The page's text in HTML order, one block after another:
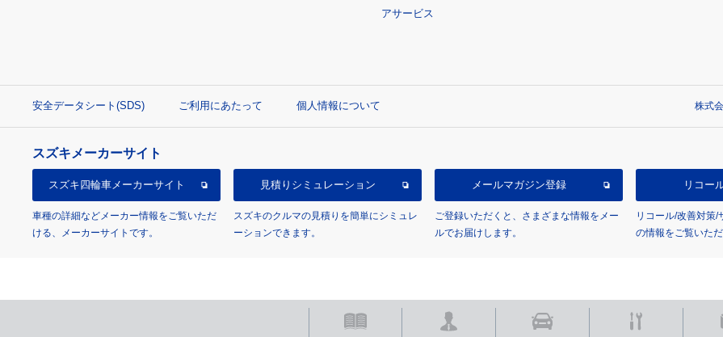
アサービス
安全データシート(SDS) ご利用にあたって 個人情報について 株式
スズキメーカーサイト
スズキ四輪車メーカーサイト
車種の詳細などメーカー情報をご覧いただ
ける、メーカーサイトです。
見積り シミュレーション
スズキのクルマの見積りを簡単にシミュレ
ーションできます。
メールマガジン登録
ご登録いただくと、さまざまな情報をメー
ルでお届けします。
リコー
リコール/改善対策/
の情報をご覧いただ